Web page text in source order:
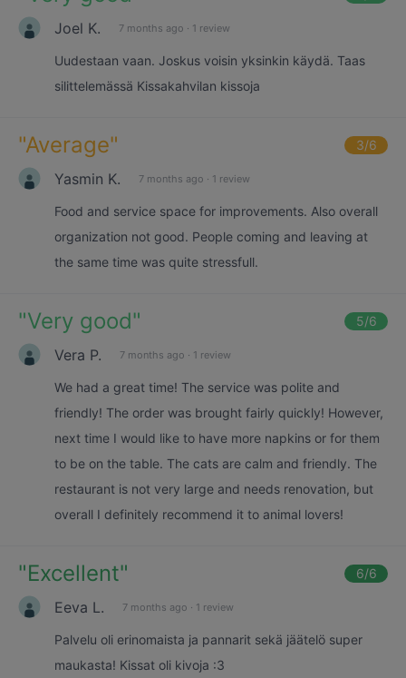
Joel K. 7 months ago · 1 review
Uudestaan vaan. Joskus voisin yksinkin käydä. Taas
silittelemässä Kissakahvilan kissoja
"Average" 3/6
Yasmin K. 7 months ago · 1 review
Food and service space for improvements. Also overall
organization not good. People coming and leaving at
the same time was quite stressfull.
"Very good" 5/6
Vera P. 7 months ago · 1 review
We had a great time! The service was polite and
friendly! The order was brought fairly quickly! However,
next time I would like to have more napkins or for them
to be on the table. The cats are calm and friendly. The
restaurant is not very large and needs renovation, but
overall I definitely recommend it to animal lovers!
"Excellent" 6/6
Eeva L. 7 months ago · 1 review
Palvelu oli erinomaista ja pannarit sekä jäätelö super
maukasta! Kissat oli kivoja :3